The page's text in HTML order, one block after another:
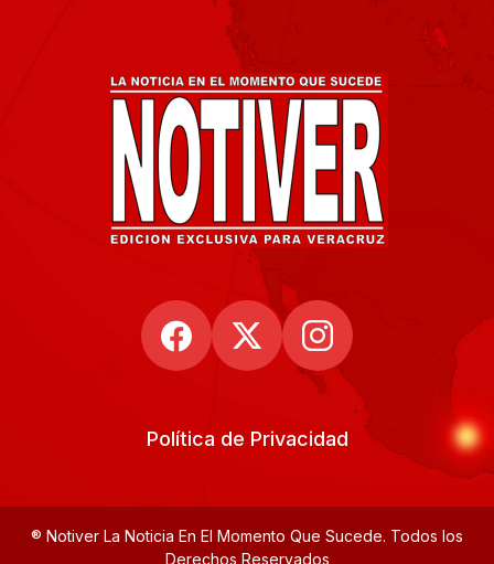
Política de Privacidad
® Notiver La Noticia En El Momento Que Sucede. Todos los
Derechos Reservados